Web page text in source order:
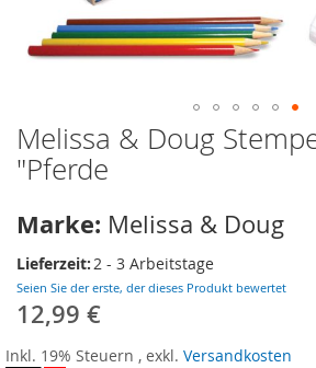
Zum
Anfang
der
springen
Melissa & Doug
"Pferde
Marke: Melissa & Doug
Lieferzeit:2 - 3 Arbeitstage
Seien Sie der erste, der dieses Produkt bewertet
12,99 €
Inkl. 19% Steuern , exkl. Versandkosten